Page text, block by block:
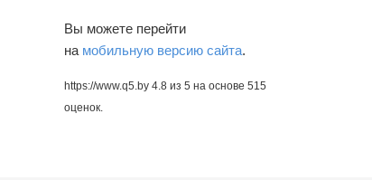
Вы можете перейти
на мобильную версию сайта.
https://www.q5.by 4.8 из 5 на основе 515
оценок.